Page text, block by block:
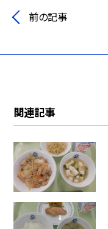
前の記事
関連記事